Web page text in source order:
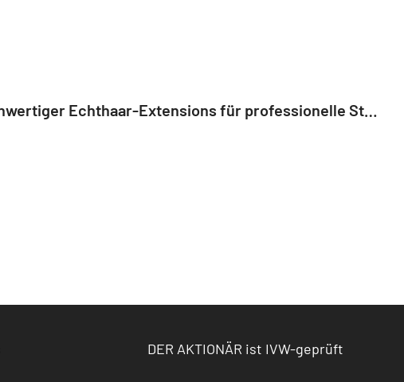
EQS-News: DBAG investiert in Great Lengths, einen führenden italienischen Hersteller hochwertiger Echthaar-Extensions für professionelle Stylisten (deutsch)
DER AKTIONÄR ist IVW-geprüft